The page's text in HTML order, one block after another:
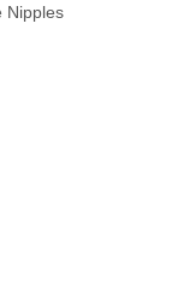
Nipples